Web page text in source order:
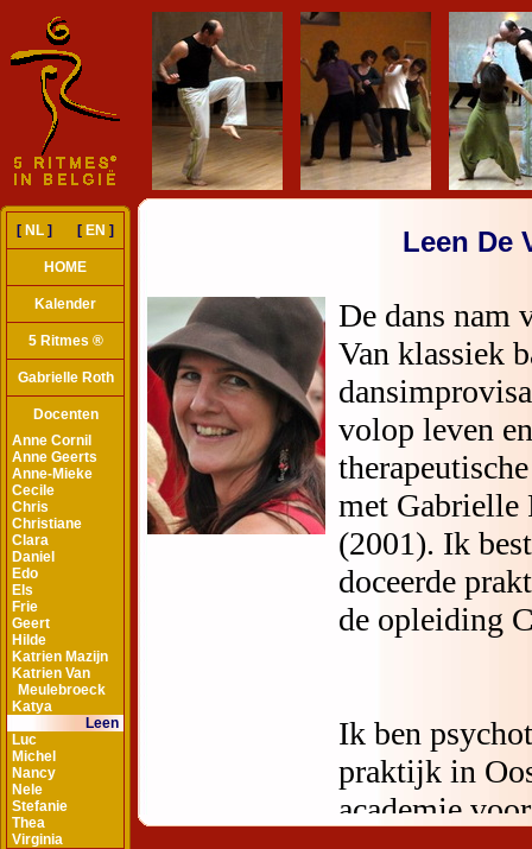
[ NL ] [ EN ]
HOME
Kalender
5 Ritmes ®
Gabrielle Roth
Docenten
Anne Cornil
Anne Geerts
Anne-Mieke
Cecile
Chris
Christiane
Clara
Daniel
Edo
Els
Frie
Geert
Hilde
Katrien Mazijn
Katrien Van
Meulebroeck
Katya
Leen
Luc
Michel
Nancy
Nele
Stefanie
Thea
Virginia
Leen De